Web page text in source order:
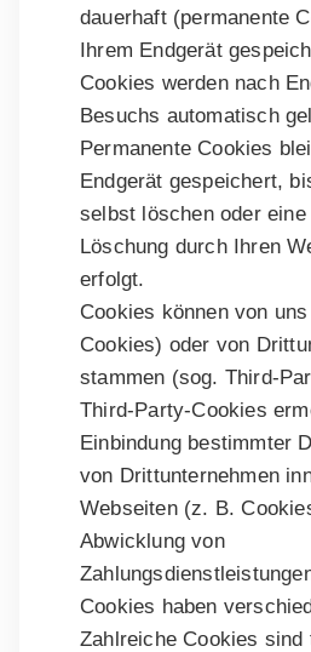
dauerhaft (permanente
Ihrem Endgerät
Cookies werden nach
Besuchs automatisch
Permanente Cookies
Endgerät gespeichert,
selbst löschen oder
Löschung durch Ihren
erfolgt.
Cookies können von
Cookies) oder von
stammen (sog. Third-
Third-Party-Cookies
Einbindung bestimmter
von Drittunternehmen
Webseiten (z. B.
Abwicklung von
Cookies haben
Zahlreiche Cookies sind